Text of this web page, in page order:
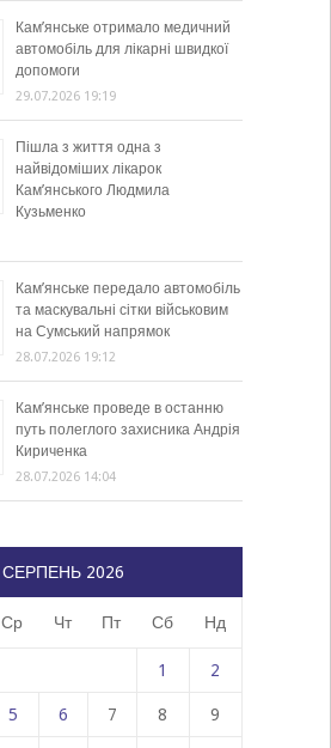
Кам’янське отримало медичний
автомобіль для лікарні швидкої
допомоги
29.07.2026 19:19
Пішла з життя одна з
найвідоміших лікарок
Кам’янського Людмила
Кузьменко
Кам’янське передало автомобіль
та маскувальні сітки військовим
на Сумський напрямок
28.07.2026 19:12
Кам’янське проведе в останню
путь полеглого захисника Андрія
Кириченка
28.07.2026 14:04
СЕРПЕНЬ 2026
Ср Чт Пт Сб Нд
1 2
5 6 7 8 9